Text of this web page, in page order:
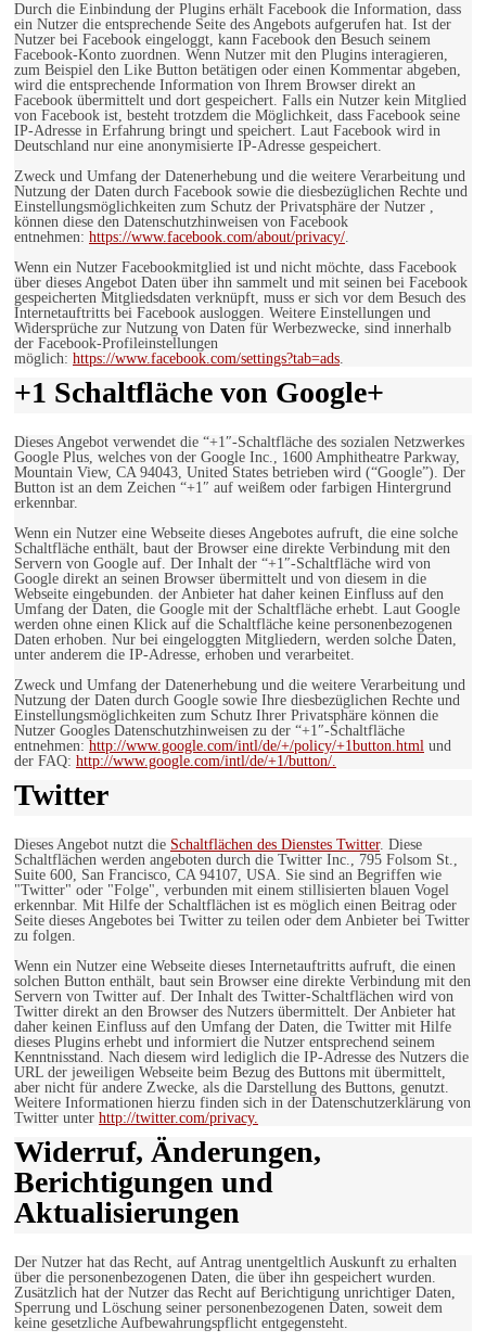
Durch die Einbindung der Plugins erhält Facebook die Information, dass
ein Nutzer die entsprechende Seite des Angebots aufgerufen hat. Ist der
Nutzer bei Facebook eingeloggt, kann Facebook den Besuch seinem
Facebook-Konto zuordnen. Wenn Nutzer mit den Plugins interagieren,
zum Beispiel den Like Button betätigen oder einen Kommentar abgeben,
wird die entsprechende Information von Ihrem Browser direkt an
Facebook übermittelt und dort gespeichert. Falls ein Nutzer kein Mitglied
von Facebook ist, besteht trotzdem die Möglichkeit, dass Facebook seine
IP-Adresse in Erfahrung bringt und speichert. Laut Facebook wird in
Deutschland nur eine anonymisierte IP-Adresse gespeichert.
Zweck und Umfang der Datenerhebung und die weitere Verarbeitung und
Nutzung der Daten durch Facebook sowie die diesbezüglichen Rechte und
Einstellungsmöglichkeiten zum Schutz der Privatsphäre der Nutzer ,
können diese den Datenschutzhinweisen von Facebook
entnehmen: https://www.facebook.com/about/privacy/.
Wenn ein Nutzer Facebookmitglied ist und nicht möchte, dass Facebook
über dieses Angebot Daten über ihn sammelt und mit seinen bei Facebook
gespeicherten Mitgliedsdaten verknüpft, muss er sich vor dem Besuch des
Internetauftritts bei Facebook ausloggen. Weitere Einstellungen und
Widersprüche zur Nutzung von Daten für Werbezwecke, sind innerhalb
der Facebook-Profileinstellungen
möglich: https://www.facebook.com/settings?tab=ads.
+1 Schaltfläche von Google+
Dieses Angebot verwendet die “+1″-Schaltfläche des sozialen Netzwerkes
Google Plus, welches von der Google Inc., 1600 Amphitheatre Parkway,
Mountain View, CA 94043, United States betrieben wird (“Google”). Der
Button ist an dem Zeichen “+1″ auf weißem oder farbigen Hintergrund
erkennbar.
Wenn ein Nutzer eine Webseite dieses Angebotes aufruft, die eine solche
Schaltfläche enthält, baut der Browser eine direkte Verbindung mit den
Servern von Google auf. Der Inhalt der “+1″-Schaltfläche wird von
Google direkt an seinen Browser übermittelt und von diesem in die
Webseite eingebunden. der Anbieter hat daher keinen Einfluss auf den
Umfang der Daten, die Google mit der Schaltfläche erhebt. Laut Google
werden ohne einen Klick auf die Schaltfläche keine personenbezogenen
Daten erhoben. Nur bei eingeloggten Mitgliedern, werden solche Daten,
unter anderem die IP-Adresse, erhoben und verarbeitet.
Zweck und Umfang der Datenerhebung und die weitere Verarbeitung und
Nutzung der Daten durch Google sowie Ihre diesbezüglichen Rechte und
Einstellungsmöglichkeiten zum Schutz Ihrer Privatsphäre können die
Nutzer Googles Datenschutzhinweisen zu der “+1″-Schaltfläche
entnehmen: http://www.google.com/intl/de/+/policy/+1button.html und
der FAQ: http://www.google.com/intl/de/+1/button/.
Twitter
Dieses Angebot nutzt die Schaltflächen des Dienstes Twitter. Diese
Schaltflächen werden angeboten durch die Twitter Inc., 795 Folsom St.,
Suite 600, San Francisco, CA 94107, USA. Sie sind an Begriffen wie
"Twitter" oder "Folge", verbunden mit einem stillisierten blauen Vogel
erkennbar. Mit Hilfe der Schaltflächen ist es möglich einen Beitrag oder
Seite dieses Angebotes bei Twitter zu teilen oder dem Anbieter bei Twitter
zu folgen.
Wenn ein Nutzer eine Webseite dieses Internetauftritts aufruft, die einen
solchen Button enthält, baut sein Browser eine direkte Verbindung mit den
Servern von Twitter auf. Der Inhalt des Twitter-Schaltflächen wird von
Twitter direkt an den Browser des Nutzers übermittelt. Der Anbieter hat
daher keinen Einfluss auf den Umfang der Daten, die Twitter mit Hilfe
dieses Plugins erhebt und informiert die Nutzer entsprechend seinem
Kenntnisstand. Nach diesem wird lediglich die IP-Adresse des Nutzers die
URL der jeweiligen Webseite beim Bezug des Buttons mit übermittelt,
aber nicht für andere Zwecke, als die Darstellung des Buttons, genutzt.
Weitere Informationen hierzu finden sich in der Datenschutzerklärung von
Twitter unter http://twitter.com/privacy.
Widerruf, Änderungen,
Berichtigungen und
Aktualisierungen
Der Nutzer hat das Recht, auf Antrag unentgeltlich Auskunft zu erhalten
über die personenbezogenen Daten, die über ihn gespeichert wurden.
Zusätzlich hat der Nutzer das Recht auf Berichtigung unrichtiger Daten,
Sperrung und Löschung seiner personenbezogenen Daten, soweit dem
keine gesetzliche Aufbewahrungspflicht entgegensteht.